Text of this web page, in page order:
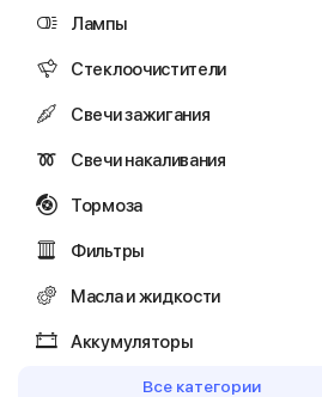
Лампы
Стеклоочистители
Свечи зажигания
Свечи накаливания
Тормоза
Фильтры
Масла и жидкости
Аккумуляторы
Все категории